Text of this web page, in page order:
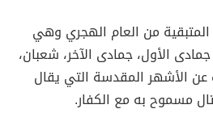
من العام الهجري وهي
جمادى الأول، جمادى الآخر، شعبان،
الأشهر المقدسة التي يقال
مسموح به مع الكفار.